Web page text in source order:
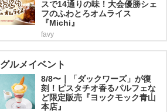
スで14通りの味！大会優勝シェ
フのふわとろオムライス
『Michi』
favy
グルメイベント
8/8〜｜「ダックワーズ」が復
刻！ピスタチオ香るパルフェな
ど限定販売『ヨックモック青山
本店』